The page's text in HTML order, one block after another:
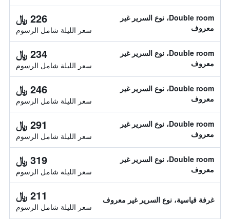
Double room، نوع السرير غير
معروف
226 ﷼
سعر الليلة شامل الرسوم
Double room، نوع السرير غير
معروف
234 ﷼
سعر الليلة شامل الرسوم
Double room، نوع السرير غير
معروف
246 ﷼
سعر الليلة شامل الرسوم
Double room، نوع السرير غير
معروف
291 ﷼
سعر الليلة شامل الرسوم
Double room، نوع السرير غير
معروف
319 ﷼
سعر الليلة شامل الرسوم
غرفة قياسية، نوع السرير غير معروف 211 ﷼
سعر الليلة شامل الرسوم